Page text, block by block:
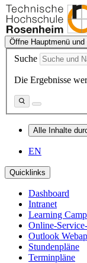
Öffne Hauptmenü und
Suche
Die Ergebnisse
Alle Inhalte
EN
Quicklinks
Dashboard
Intranet
Learning
Online-
Outlook
Stundenpläne
Terminpläne